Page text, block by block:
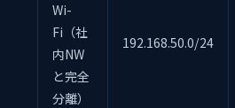
Wi-
Fi（社
内NW
と完全
分離）
192.168.50.0/24